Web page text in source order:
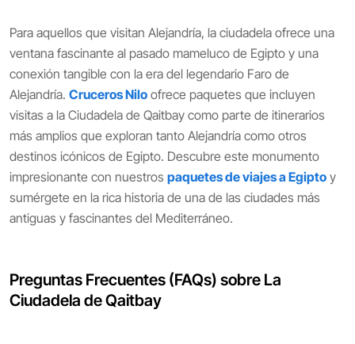
Para aquellos que visitan Alejandría, la ciudadela ofrece una
ventana fascinante al pasado mameluco de Egipto y una
conexión tangible con la era del legendario Faro de
Alejandría. Cruceros Nilo ofrece paquetes que incluyen
visitas a la Ciudadela de Qaitbay como parte de itinerarios
más amplios que exploran tanto Alejandría como otros
destinos icónicos de Egipto. Descubre este monumento
impresionante con nuestros paquetes de viajes a Egipto y
sumérgete en la rica historia de una de las ciudades más
antiguas y fascinantes del Mediterráneo.
Preguntas Frecuentes (FAQs) sobre La
Ciudadela de Qaitbay